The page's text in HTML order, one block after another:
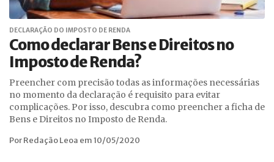
DECLARAÇÃO DO IMPOSTO DE RENDA
Como declarar Bens e Direitos no
Imposto de Renda?
Preencher com precisão todas as informações necessárias
no momento da declaração é requisito para evitar
complicações. Por isso, descubra como preencher a ficha de
Bens e Direitos no Imposto de Renda.
Por Redação Leoa em 10/05/2020